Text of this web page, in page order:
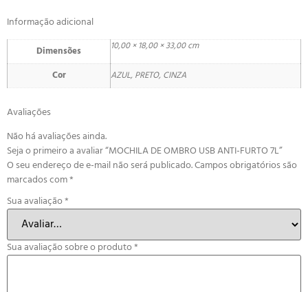
Informação adicional
Dimensões 10,00 × 18,00 × 33,00 cm
Cor AZUL, PRETO, CINZA
Avaliações
Não há avaliações ainda.
Seja o primeiro a avaliar “MOCHILA DE OMBRO USB ANTI-FURTO 7L”
O seu endereço de e-mail não será publicado.Campos obrigatórios são
marcados com*
Sua avaliação*
Sua avaliação sobre o produto*